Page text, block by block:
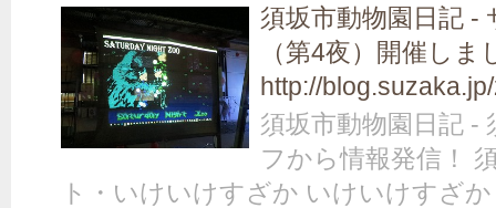
須坂市動物園日記 -
（第4夜）開催しま
http://
須坂市動物園日記 -
フから情報発信！
ト・いけいけすざか いけいけすざ